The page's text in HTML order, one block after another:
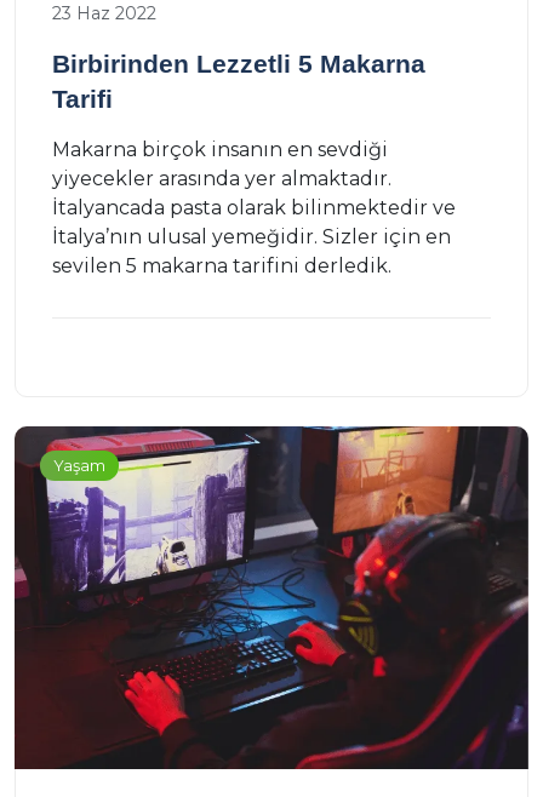
23 Haz 2022
Birbirinden Lezzetli 5 Makarna
Tarifi
Makarna birçok insanın en sevdiği
yiyecekler arasında yer almaktadır.
İtalyancada pasta olarak bilinmektedir ve
İtalya’nın ulusal yemeğidir. Sizler için en
sevilen 5 makarna tarifini derledik.
Yaşam